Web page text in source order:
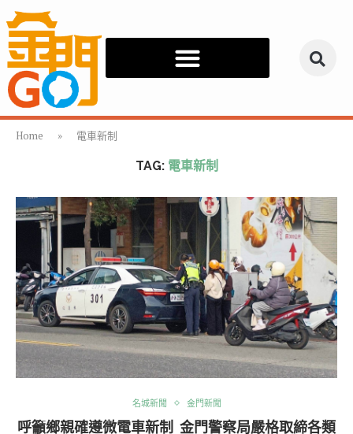
Home » 電車新制
TAG: 電車新制
名城新聞 金門新聞
呼籲鄉親確遵微電車新制 金門警察局嚴格取締各類